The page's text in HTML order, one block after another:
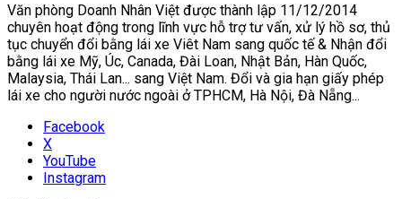
Văn phòng Doanh Nhân Việt được thành lập 11/12/2014
chuyên hoạt động trong lĩnh vực hỗ trợ tư vấn, xử lý hồ sơ, thủ
tục chuyển đổi bằng lái xe Viêt Nam sang quốc tế & Nhận đổi
bằng lái xe Mỹ, Úc, Canada, Đài Loan, Nhật Bản, Hàn Quốc,
Malaysia, Thái Lan... sang Việt Nam. Đổi và gia hạn giấy phép
lái xe cho người nước ngoài ở TPHCM, Hà Nội, Đà Nẵng...
Facebook
X
YouTube
Instagram